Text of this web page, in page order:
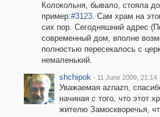
Колокольня, бывало, стояла
пример:#3123. Сам храм на
сих пор. Сегодняшний адрес
современный дом, вполне
полностью пересекалось с
немаленький.
shchipok · 11 June 2009, 21:14
Уважаемая aznazn,
начиная с того, что этот
жителю Замоскворечья,